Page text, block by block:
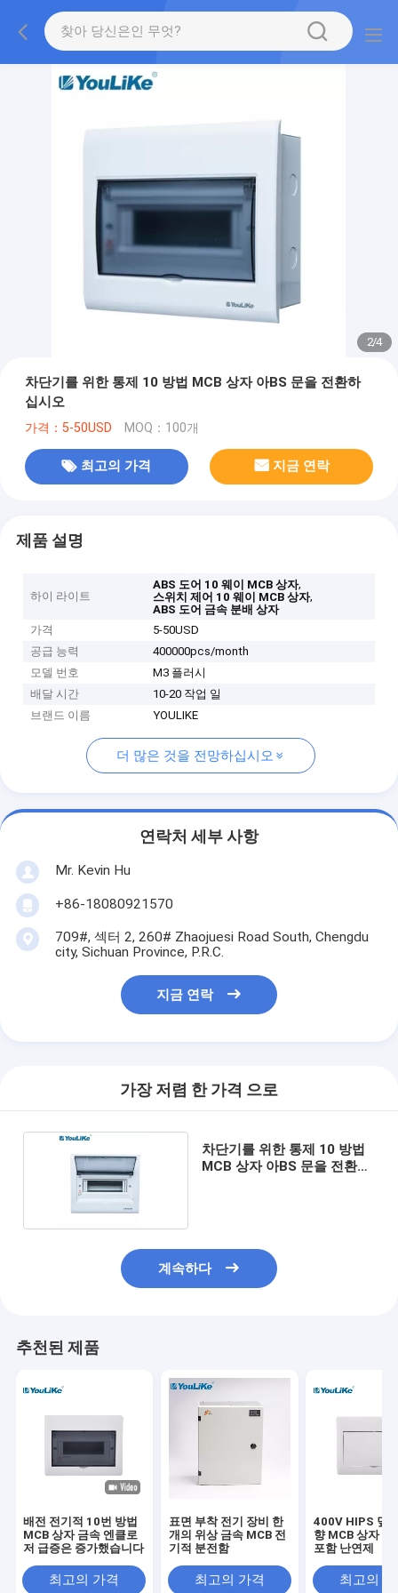
2/4
차단기를 위한 통제 10 방법 MCB 상자 아BS 문을 전환하
십시오
가격：5-50USD MOQ：100개
최고의 가격 지금 연락
제품 설명
하이 라이트
ABS 도어 10 웨이 MCB 상자,
스위치 제어 10 웨이 MCB 상자,
ABS 도어 금속 분배 상자
가격
5-50USD
공급 능력
400000pcs/month
모델 번호
M3 플러시
배달 시간
10-20 작업 일
브랜드 이름
YOULIKE
더 많은 것을 전망하십시오
연락처 세부 사항
Mr. Kevin Hu
+86-18080921570
709#, 섹터 2, 260# Zhaojuesi Road South, Chengdu
city, Sichuan Province, P.R.C.
지금 연락
가장 저렴 한 가격 으로
차단기를 위한 통제 10 방법
MCB 상자 아BS 문을 전환하
계속하다
추천된 제품
배전 전기적 10번 방법
MCB 상자 금속 엔클로
저 급증은 증가했습니다
최고의 가격
표면 부착 전기 장비 한
개의 위상 금속 MCB 전
기적 분전함
최고의 가격
400V HIPS 덮
향 MCB 상자 소
포함 난연제
최고의